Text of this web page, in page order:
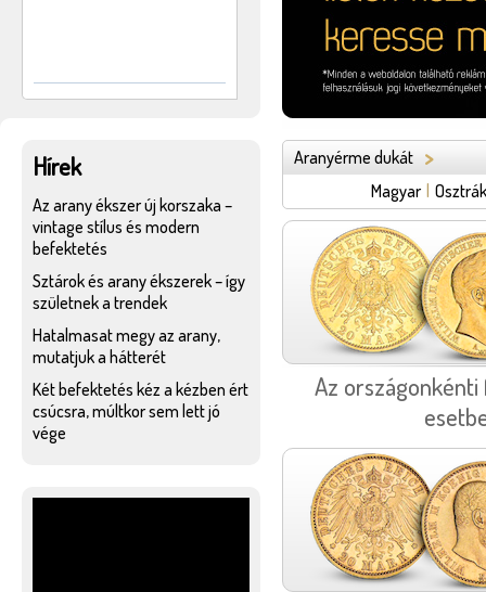
Hírek
Az arany ékszer új korszaka –
vintage stílus és modern
befektetés
Sztárok és arany ékszerek – így
születnek a trendek
Hatalmasat megy az arany,
mutatjuk a hátterét
Két befektetés kéz a kézben ért
csúcsra, múltkor sem lett jó
vége
Aranyérme dukát >
Magyar
Az